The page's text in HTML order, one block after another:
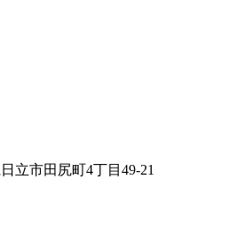
立市田尻町4丁目49-21